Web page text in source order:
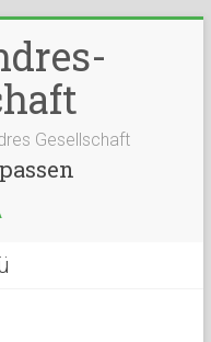
Gesellschaft